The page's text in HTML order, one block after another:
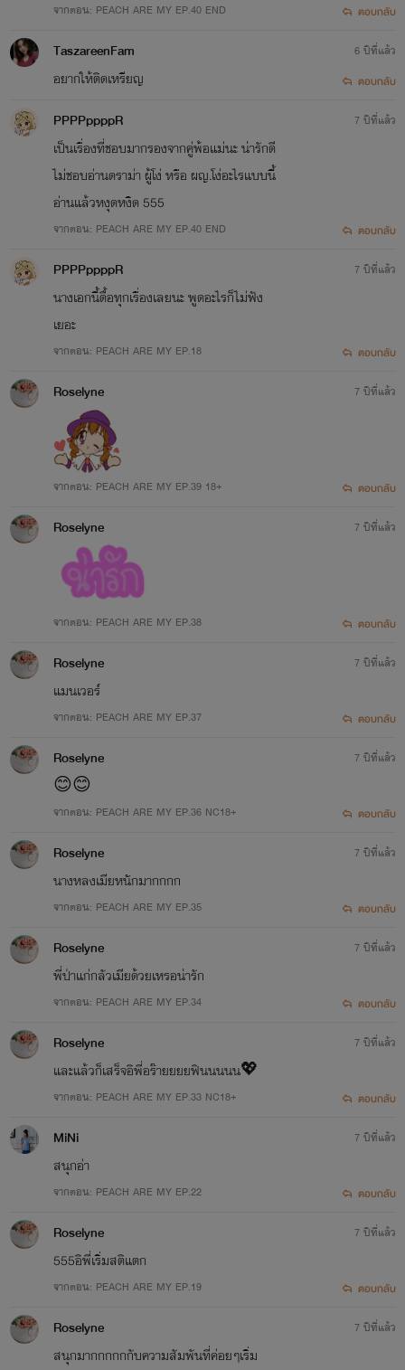
มาเป็นกำลังใจให้ไรท์ตัวน้อย
ๆ คนนี้ด้วยนะคะ
จากตอน: PEACH ARE MY EP.40 END ตอบกลับ
TaszareenFam
อยากให้ติดเหรียญ
6 ปีที่แล้ว
ตอบกลับ
PPPPppppR
เป็นเรื่องที่ชอบมากรองจากคู่พ้อแม่นะ น่ารักดี
ไม่ชอบอ่านดราม่า ผู้โง่ หรือ ผญ.โง่อะไรแบบนี้
อ่านแล้วหงุดหงิด 555
จากตอน: PEACH ARE MY EP.40 END
7 ปีที่แล้ว
ตอบกลับ
PPPPppppR
นางเอกนี้ดื้อทุกเรื่องเลยนะ พูดอะไรก็ไม่ฟัง
เยอะ
จากตอน: PEACH ARE MY EP.18
7 ปีที่แล้ว
ตอบกลับ
Roselyne
จากตอน: PEACH ARE MY EP.39 18+
7 ปีที่แล้ว
ตอบกลับ
Roselyne
จากตอน: PEACH ARE MY EP.38
7 ปีที่แล้ว
ตอบกลับ
Roselyne
แมนเวอร์
จากตอน: PEACH ARE MY EP.37
7 ปีที่แล้ว
ตอบกลับ
Roselyne
😊😊
จากตอน: PEACH ARE MY EP.36 NC18+
7 ปีที่แล้ว
ตอบกลับ
Roselyne
นางหลงเมียหนักมากกกก
จากตอน: PEACH ARE MY EP.35
7 ปีที่แล้ว
ตอบกลับ
Roselyne
พี่ป่าแก่กลัวเมียด้วยเหรอน่ารัก
จากตอน: PEACH ARE MY EP.34
7 ปีที่แล้ว
ตอบกลับ
Roselyne
และแล้วก็เสร็จอิพี่อร๊ายยยยฟินนนนน💖
จากตอน: PEACH ARE MY EP.33 NC18+
7 ปีที่แล้ว
ตอบกลับ
MiNi
สนุกอ่า
จากตอน: PEACH ARE MY EP.22
7 ปีที่แล้ว
ตอบกลับ
Roselyne
555อิพี่เริ่มสติแตก
จากตอน: PEACH ARE MY EP.19
7 ปีที่แล้ว
ตอบกลับ
Roselyne
สนุกมากกกกกกับความสัมพันที่ค่อยๆเริ่ม
7 ปีที่แล้ว